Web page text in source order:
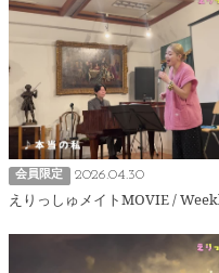
会員限定 2026.04.30